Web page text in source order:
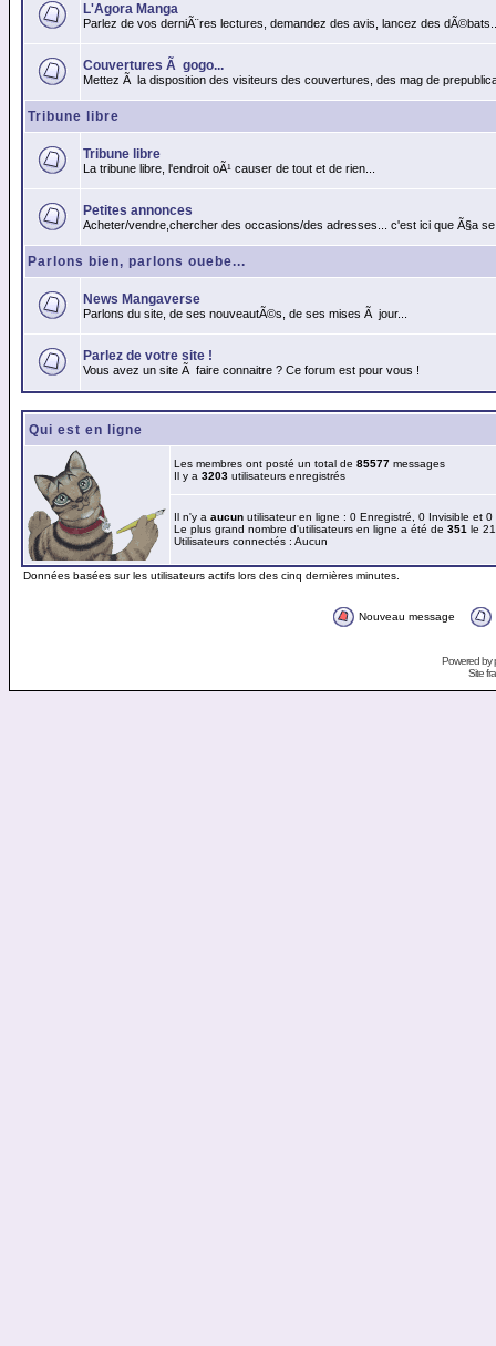
L'Agora Manga
Parlez de vos derniÃ¨res lectures, demandez des avis, lancez des
Couvertures Ã gogo...
Mettez Ã la disposition des visiteurs des couvertures, des mag de
Tribune libre
Tribune libre
La tribune libre, l'endroit oÃ¹ causer de tout et de rien...
Petites annonces
Acheter/vendre,chercher des occasions/des adresses... c'est ici que Ã§a
Parlons bien, parlons ouebe...
News Mangaverse
Parlons du site, de ses nouveautÃ©s, de ses mises Ã jour...
Parlez de votre site !
Vous avez un site Ã faire connaitre ? Ce forum est pour vous !
Qui est en ligne
Les membres ont posté un total de 85577 messages
Il y a 3203 utilisateurs enregistrés
Il n'y a aucun utilisateur en ligne : 0 Enregistré, 0 Invisible et
Le plus grand nombre d'utilisateurs en ligne a été de 351 le
Utilisateurs connectés : Aucun
Données basées sur les utilisateurs actifs lors des cinq dernières minutes.
Nouveau message
Powered by
Site